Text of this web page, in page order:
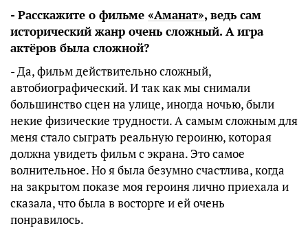
- Расскажите о фильме «Аманат», ведь сам
исторический жанр очень сложный. А игра
актёров была сложной?
- Да, фильм действительно сложный,
автобиографический. И так как мы снимали
большинство сцен на улице, иногда ночью, были
некие физические трудности. А самым сложным для
меня стало сыграть реальную героиню, которая
должна увидеть фильм с экрана. Это самое
волнительное. Но я была безумно счастлива, когда
на закрытом показе моя героиня лично приехала и
сказала, что была в восторге и ей очень
понравилось.